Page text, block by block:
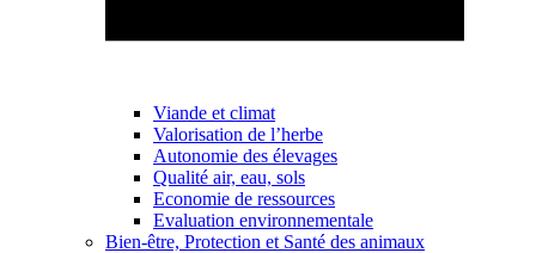
Viande et climat
Valorisation de l’herbe
Autonomie des élevages
Qualité air, eau, sols
Economie de ressources
Evaluation environnementale
Bien-être, Protection et Santé des animaux